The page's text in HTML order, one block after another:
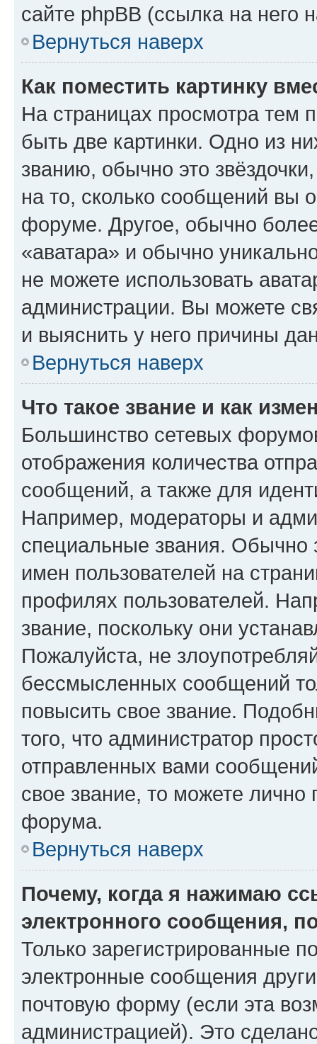
сайте phpBB (ссылка на него
Вернуться наверх
Как поместить картинку
На страницах просмотра тем
быть две картинки. Одно из
званию, обычно это
на то, сколько сообщений вы
форуме. Другое, обычно
«аватара» и обычно
не можете использовать
администрации. Вы можете
и выяснить у него причины
Вернуться наверх
Что такое звание и как
Большинство сетевых
отображения количества
сообщений, а также для
Например, модераторы и
специальные звания. Обычно
имен пользователей на
профилях пользователей.
звание, поскольку они
Пожалуйста, не
бессмысленных сообщений
повысить свое звание.
того, что администратор
отправленных вами
свое звание, то можете лично
форума.
Вернуться наверх
Почему, когда я нажимаю
электронного сообщения,
Только зарегистрированные
электронные сообщения
почтовую форму (если эта
администрацией). Это